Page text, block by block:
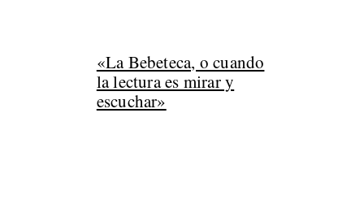
«La Bebeteca, o cuando
la lectura es mirar y
escuchar»